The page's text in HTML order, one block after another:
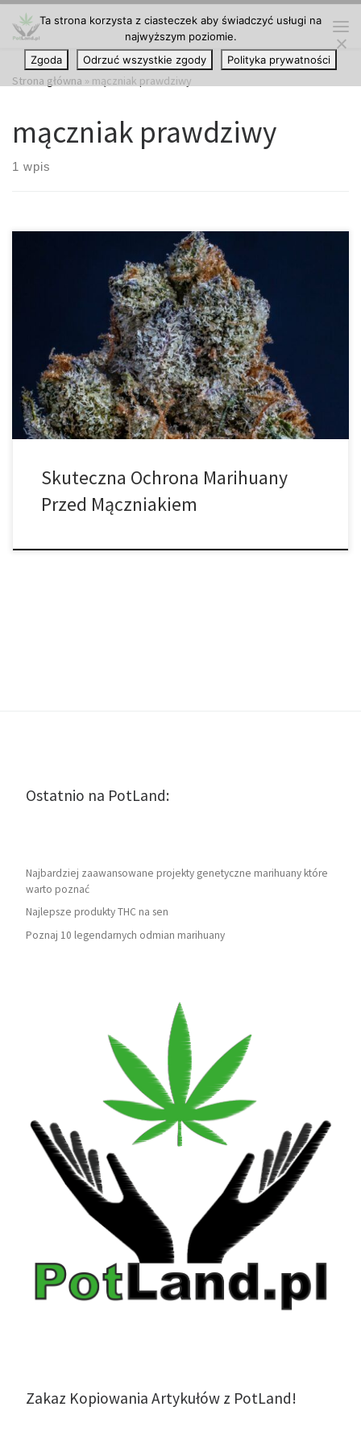
Przejdź do treści
Strona główna » mączniak prawdziwy
mączniak prawdziwy
1 wpis
Ochrona roślin przed mączniakiem prawdziwym Jak skutecznie
chronić uprawy przed mączniakiem prawdziwym Mączniak
prawdziwy jest chorobą, która w krótkim czasie może
doprowadzić do znacznych strat w plonie. W tym poradniku
przedstawiamy sprawdzone sposoby na profilaktykę, identyfikację
oraz eliminację patogenu – […]
Skuteczna Ochrona Marihuany
Przed Mączniakiem
Ostatnio na PotLand:
Najbardziej zaawansowane projekty genetyczne marihuany które
warto poznać
Najlepsze produkty THC na sen
Poznaj 10 legendarnych odmian marihuany
Zakaz Kopiowania Artykułów z PotLand!
Ta strona korzysta z ciasteczek aby świadczyć usługi na
najwyższym poziomie.
Zgoda
Odrzuć wszystkie zgody Polityka prywatności